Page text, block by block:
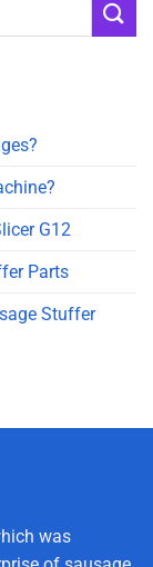
G12
Parts
Stuffer
was